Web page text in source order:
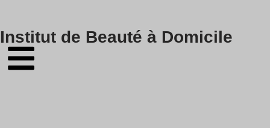
Skip
to
content
Institut de Beauté à Domicile